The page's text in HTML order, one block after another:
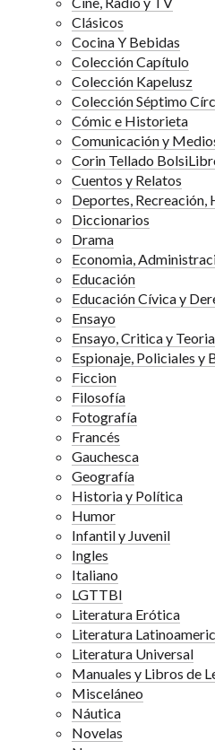
Clásicos
Cocina Y Bebidas
Colección Capítulo
Colección Kapelusz
Colección Séptimo
Cómic e Historieta
Comunicación y
Corin Tellado
Cuentos y Relatos
Deportes, Recreación,
Diccionarios
Drama
Economia,
Educación
Educación Cívica y
Ensayo
Ensayo, Critica y
Espionaje, Policiales y
Ficcion
Filosofía
Fotografía
Francés
Gauchesca
Geografía
Historia y Política
Humor
Infantil y Juvenil
Ingles
Italiano
LGTTBI
Literatura Erótica
Literatura
Literatura Universal
Manuales y Libros de
Misceláneo
Náutica
Novelas